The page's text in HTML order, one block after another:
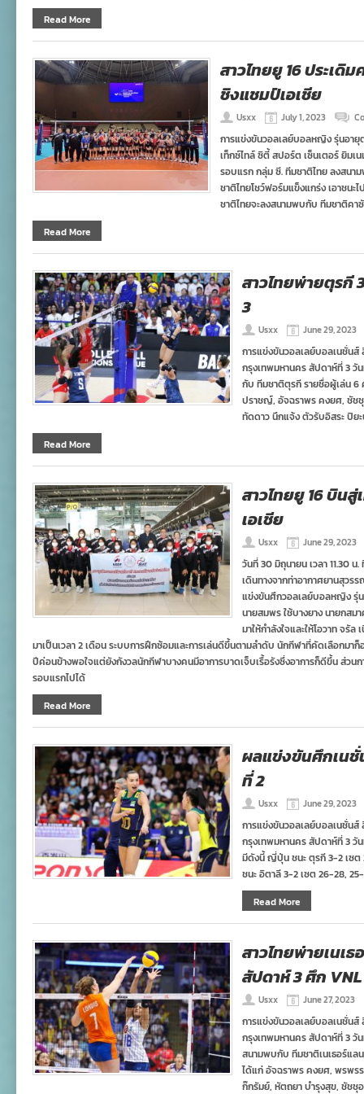
Read More
สาวไทยยู 16 ประเดิ
ชิงแชมป์เอเชีย
Usxx July 1, 2023
การแข่งขันวอลเลย์บอลหญิง รุ่นอายุ
เท็กซ์ไทล์ ซิตี้ สปอร์ต เซ็นเตอร์ ยิมเ
รอบแรก กลุ่ม ซี. ทีมชาติไทย ลงสน
ชาติไทยโชว์ฟอร์มแข็งแกร่ง เอาชน
ชาติไทยจะลงสนามพบกับ ทีมชาติคา
Read More
สาวไทยพ่ายตุรกี
3
Usxx June 29, 2023
การแข่งขันวอลเลย์บอลเนชั่น
กรุงเทพมหานคร สัปดาห์ที่ 3 วั
กับ ทีมชาติตุรกี รายชื่อผู้เล่น
ปราชญ์, อัจฉราพร คงยศ, ชัช
ทัดดาว นึกแจ้ง ตัวรับอิสระ ปิย
Read More
สาวไทยยู 16 บิน
เอเชีย
Usxx June 29, 2023
วันที่ 30 มิถุนายน เวลา 11.30
เดินทางจากท่าอากาศยานสุวร
แข่งขันศึกวอลเลย์บอลหญิง รุ่น
นายสมพร ใช้บางยาง นายกสม
มาให้กำลังใจและให้โอวาท จรั
มาเป็นเวลา 2 เดือน ระบบการฝึกซ้อมและการเล่นดีขึ้นตามลำดับ นักกีฬาที่คัดเลือกมา
ปีค่อนข้างพอใจแต่ยังกังวลนักกีฬาบางคนมีอาการบาดเจ็บเรื้อรังซึ่งอาการก็ดีขึ้น ส่วน
รอบแรกไปได้
Read More
ผลแข่งขันศึกเนชั่
ที่ 2
Usxx June 29, 2023
การแข่งขันวอลเลย์บอลเนชั่น
กรุงเทพมหานคร สัปดาห์ที่ 3 วั
มีดังนี้ ญี่ปุ่น ชนะ ตุรกี 3-2 เซต
ชนะ อิตาลี 3-2 เซต 26-28,
Read More
สาวไทยพ่ายเนเ
สัปดาห์ 3 ศึก VNL
Usxx June 27, 2023
การแข่งขันวอลเลย์บอลเนชั่น
กรุงเทพมหานคร สัปดาห์ที่ 3 วั
สนามพบกับ ทีมชาติเนเธอร์แล
ได้แก่ อัจฉราพร คงยศ, พรพ
ก๊กรัมย์, หัตถยา บำรุงสุข, ชัชชุ